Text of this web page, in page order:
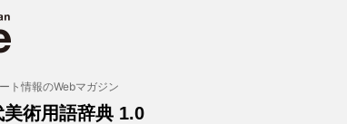
美術用語辞典 1.0
ト情報のWebマガジン